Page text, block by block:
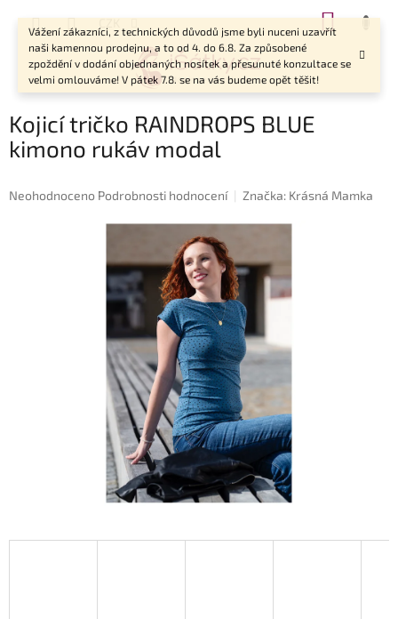
Vážení zákazníci, z technických důvodů jsme byli nuceni uzavřít
naši kamennou prodejnu, a to od 4. do 6.8. Za způsobené
zpoždění v dodání objednaných nosítek a přesunuté konzultace se
velmi omlouváme! V pátek 7.8. se na vás budeme opět těšit!
CZK
Kojicí tričko RAINDROPS BLUE
kimono rukáv modal
Průměrné
Neohodnoceno Podrobnosti hodnocení Značka: Krásná Mamka